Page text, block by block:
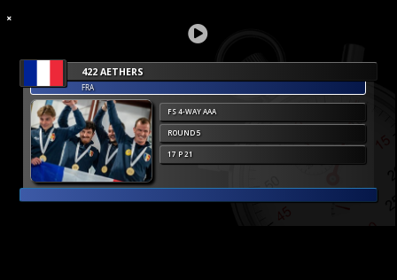
422 AETHERS
FRA
FS 4-WAY AAA
ROUND 5
17 P 21